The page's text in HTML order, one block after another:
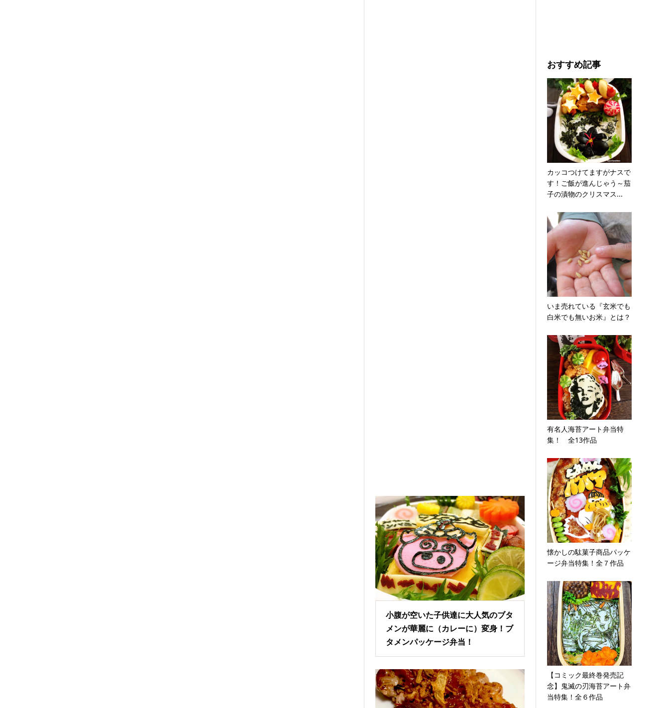
小腹が空いた子供達に大人気のブタ
メンが華麗に（カレーに）変身！ブ
タメンパッケージ弁当！
おすすめ記事
カッコつけてますがナスで
す！ご飯が進んじゃう～茄
子の漬物のクリスマス...
いま売れている『玄米でも
白米でも無いお米』とは？
有名人海苔アート弁当特
集！ 全13作品
懐かしの駄菓子商品パッケ
ージ弁当特集！全７作品
【コミック最終巻発売記
念】鬼滅の刃海苔アート弁
当特集！全６作品